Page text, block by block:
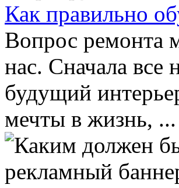
Как правильно
Вопрос ремонта
нас. Сначала все
будущий
мечты в жизнь, ...